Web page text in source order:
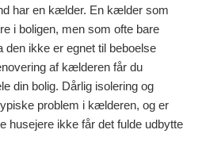
har en kælder. En kælder som
i boligen, men som ofte bare
den ikke er egnet til beboelse
af kælderen får du
din bolig. Dårlig isolering og
problem i kælderen, og er
husejere ikke får det fulde udbytte